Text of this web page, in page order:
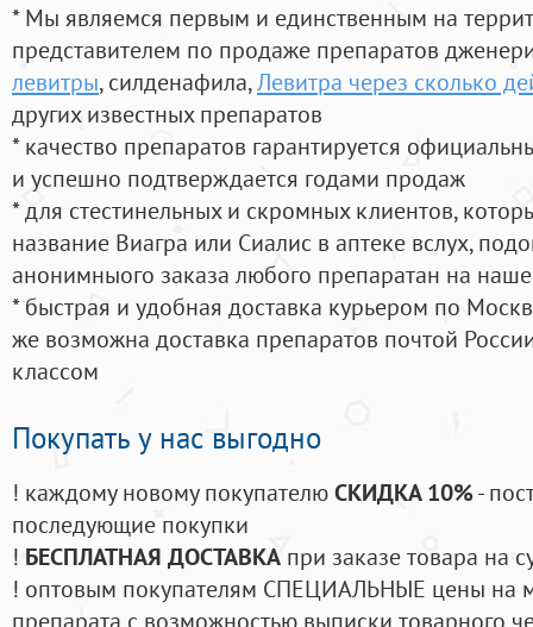
* Мы являемся первым и единственным на
представителем по продаже препаратов
левитры, силденафила,Левитра через сколько
других известных препаратов
* качество препаратов гарантируется
и успешно подтверждается годами продаж
* для стестинельных и скромных клиентов,
название Виагра или Сиалис в аптеке вслух,
анонимныого заказа любого препаратан на
* быстрая и удобная доставка курьером по
же возможна доставка препаратов почтой
классом
Покупать у нас выгодно
! каждому новому покупателюСКИДКА 10%-
последующие покупки
! БЕСПЛАТНАЯ ДОСТАВКА при заказе товара на
! оптовым покупателям СПЕЦИАЛЬНЫЕ цены на